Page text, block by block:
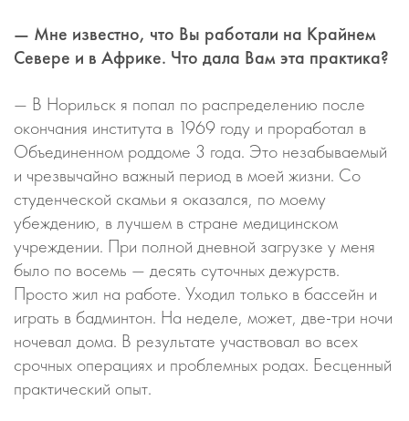
— Мне известно, что Вы работали на Крайнем
Севере и в Африке. Что дала Вам эта практика?
— В Норильск я попал по распределению после
окончания института в 1969 году и проработал в
Объединенном роддоме 3 года. Это незабываемый
и чрезвычайно важный период в моей жизни. Со
студенческой скамьи я оказался, по моему
убеждению, в лучшем в стране медицинском
учреждении. При полной дневной загрузке у меня
было по восемь — десять суточных дежурств.
Просто жил на работе. Уходил только в бассейн и
играть в бадминтон. На неделе, может, две-три ночи
ночевал дома. В результате участвовал во всех
срочных операциях и проблемных родах. Бесценный
практический опыт.